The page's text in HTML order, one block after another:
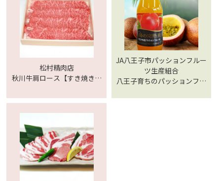
松村精肉店
秋川牛肩ロース【すき焼き・
JA八王子市パッションフルー
ツ生産組合
八王子育ちのパッションフル